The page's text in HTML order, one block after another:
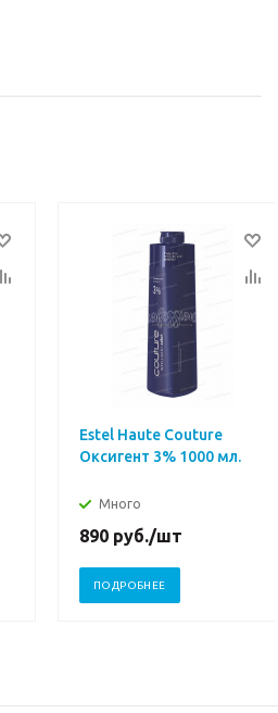
Estel Haute Couture
Оксигент 3% 1000 мл.
Много
890 руб./шт
ПОДРОБНЕЕ